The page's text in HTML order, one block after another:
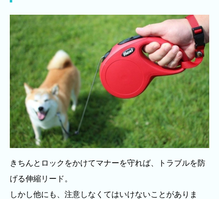
きちんとロックをかけてマナーを守れば、トラブルを防
げる伸縮リード。
しかし他にも、注意しなくてはいけないことがありま